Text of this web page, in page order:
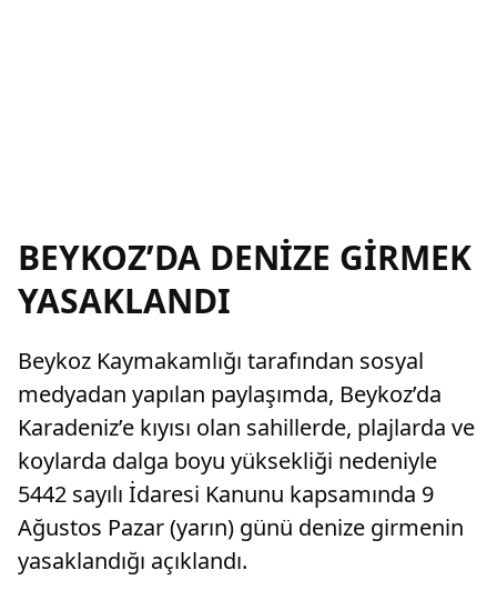
BEYKOZ’DA DENİZE GİRMEK
YASAKLANDI
Beykoz Kaymakamlığı tarafından sosyal
medyadan yapılan paylaşımda, Beykoz’da
Karadeniz’e kıyısı olan sahillerde, plajlarda ve
koylarda dalga boyu yüksekliği nedeniyle
5442 sayılı İdaresi Kanunu kapsamında 9
Ağustos Pazar (yarın) günü denize girmenin
yasaklandığı açıklandı.